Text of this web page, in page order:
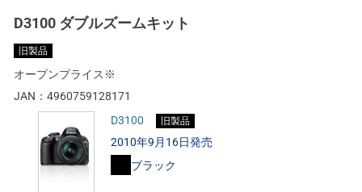
D3100 ダブルズームキット
旧製品
オープンプライス※
JAN： 4960759128171
D3100
旧製品
2010年9月16日発売
ブラック